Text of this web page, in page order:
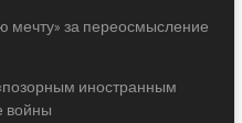
мечту» за переосмысление
иностранным
войны